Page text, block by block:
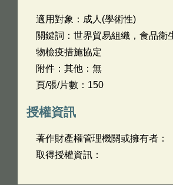
適用對象：成人(學術性)
關鍵詞：世界貿易組織，食品衛
物檢疫措施協定
附件：其他：無
頁/張/片數：150
授權資訊
著作財產權管理機關或擁有者：
取得授權資訊：